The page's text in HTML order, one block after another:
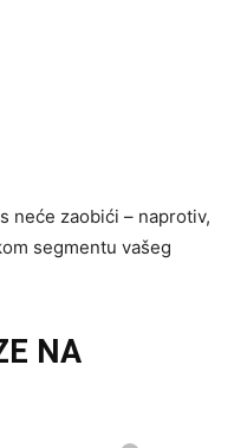
neće zaobići – naprotiv,
segmentu vašeg
NA